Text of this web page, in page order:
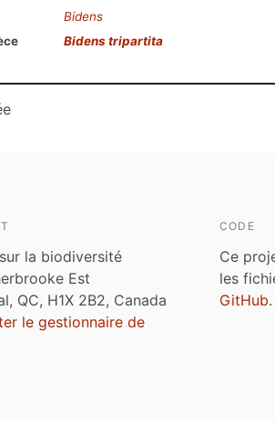
Bidens
Bidens tripartita
la biodiversité
Est
QC, H1X 2B2, Canada
le gestionnaire de
CODE
Ce
les
GitHub.